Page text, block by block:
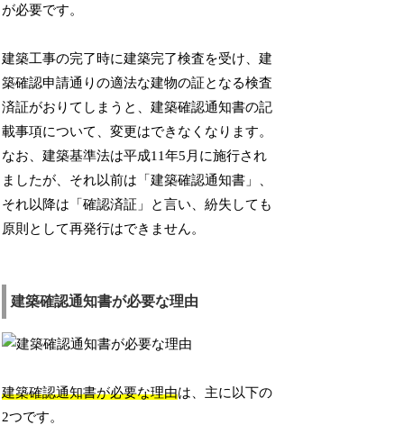
が必要です。
建築工事の完了時に建築完了検査を受け、建
築確認申請通りの適法な建物の証となる検査
済証がおりてしまうと、建築確認通知書の記
載事項について、変更はできなくなります。
なお、建築基準法は平成11年5月に施行され
ましたが、それ以前は「建築確認通知書」、
それ以降は「確認済証」と言い、紛失しても
原則として再発行はできません。
建築確認通知書が必要な理由
建築確認通知書が必要な理由は、主に以下の
2つです。